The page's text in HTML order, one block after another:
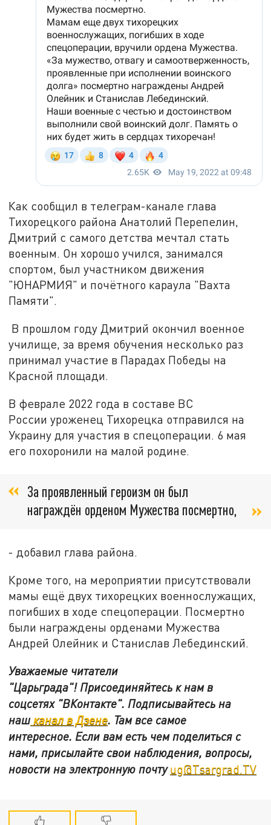
Как сообщил в телеграм-канале глава
Тихорецкого района Анатолий Перепелин,
Дмитрий с самого детства мечтал стать
военным. Он хорошо учился, занимался
спортом, был участником движения
"ЮНАРМИЯ" и почётного караула "Вахта
Памяти".
В прошлом году Дмитрий окончил военное
училище, за время обучения несколько раз
принимал участие в Парадах Победы на
Красной площади.
В феврале 2022 года в составе ВС
России уроженец Тихорецка отправился на
Украину для участия в спецоперации. 6 мая
его похоронили на малой родине.
За проявленный героизм он был
награждён орденом Мужества посмертно,
- добавил глава района.
Кроме того, на мероприятии присутствовали
мамы ещё двух тихорецких военнослужащих,
погибших в ходе спецоперации. Посмертно
были награждены орденами Мужества
Андрей Олейник и Станислав Лебединский.
Уважаемые читатели
"Царьграда"! Присоединяйтесь к нам в
соцсетях "ВКонтакте". Подписывайтесь на
нашканал в Дзене. Там все самое
интересное. Если вам есть чем поделиться с
нами, присылайте свои наблюдения, вопросы,
новости на электронную почтуug@Tsargrad.TV